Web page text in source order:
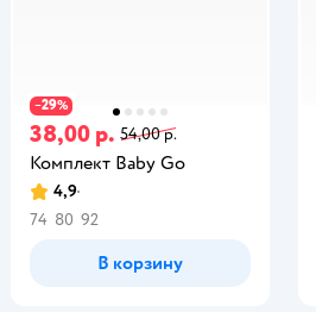
−29%
38,00 р. 54,00 р.
Комплект Baby Gо
4,9
74 80 92
В корзину